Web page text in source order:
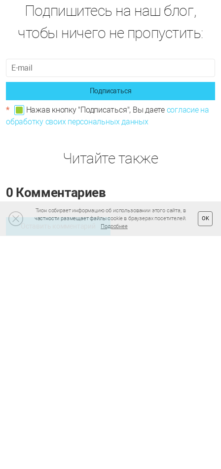
Подпишитесь на наш блог,
чтобы ничего не пропустить:
Подписаться
* Нажав кнопку "Подписаться", Вы даете согласие на
обработку своих персональных данных
Читайте также
0 Комментариев
Оставить комментарий
Тион собирает информацию об использовании этого сайта, в
частности размещает файлы cookie в браузерах посетителей.
Подробнее
OK